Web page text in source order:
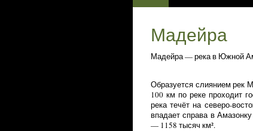
Мадейра
Мадейра — река в Южной
Образуется слиянием рек
100 км по реке проходит
река течёт на северо-
впадает справа в
— 1158 тысяч км².